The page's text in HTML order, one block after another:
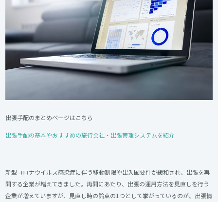
出張手配のまとめページはこちら
出張手配の基本やおすすめの旅行会社・出張管理システムを紹介
新型コロナウイルス感染症に伴う移動制限や出入国要件が緩和され、出張を再
開する企業が増えてきました。再開にあたり、出張の運用方法を見直しを行う
企業が増えていますが、見直し時の論点の1つとして挙がっているのが、出張情